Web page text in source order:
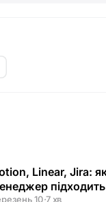
Linear, Jira:
10·7 хв